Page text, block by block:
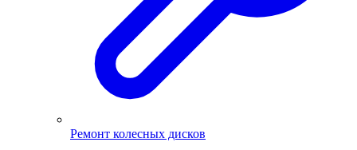
Ремонт колесных дисков